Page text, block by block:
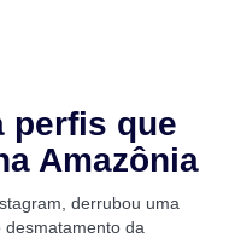
perfis que
Amazônia
derrubou uma
da